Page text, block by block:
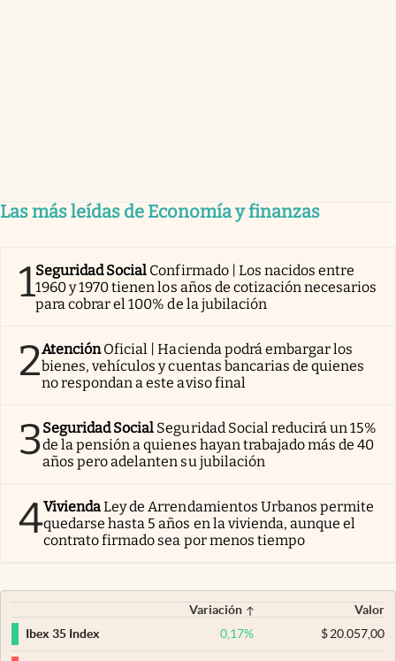
Las más leídas de Economía y finanzas
1Seguridad Social Confirmado | Los nacidos entre
1960 y 1970 tienen los años de cotización necesarios
para cobrar el 100% de la jubilación
2AtenciónOficial | Hacienda podrá embargar los
bienes, vehículos y cuentas bancarias de quienes
no respondan a este aviso final
3Seguridad Social Seguridad Social reducirá un 15%
de la pensión a quienes hayan trabajado más de 40
años pero adelanten su jubilación
4ViviendaLey de Arrendamientos Urbanos permite
quedarse hasta 5 años en la vivienda, aunque el
contrato firmado sea por menos tiempo
Variación
Valor
Ibex 35 Index
0,17% $20.057,00